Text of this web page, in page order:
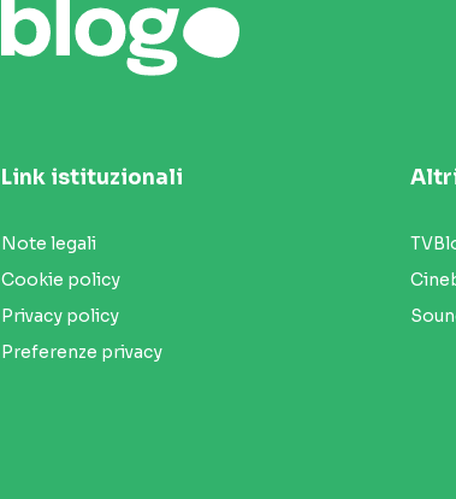
Link istituzionali
Note legali
Cookie policy
Privacy policy
Preferenze privacy